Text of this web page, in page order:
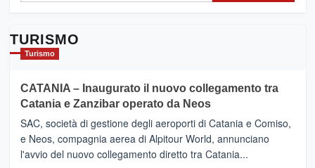
TURISMO
Turismo
CATANIA – Inaugurato il nuovo collegamento tra
Catania e Zanzibar operato da Neos
SAC, società di gestione degli aeroporti di Catania e Comiso,
e Neos, compagnia aerea di Alpitour World, annunciano
l'avvio del nuovo collegamento diretto tra Catania...